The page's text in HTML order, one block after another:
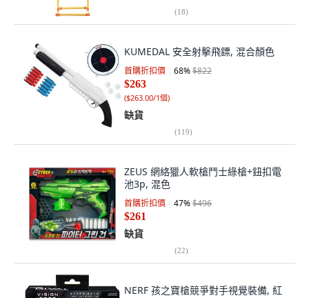
(18)
KUMEDAL 安全射擊飛鏢, 混合顏色
首購折扣價 68%$822
$263
($263.00/1個)
缺貨
(119)
ZEUS 網絡獵人軟槍鬥士綠槍+鈕扣電
池3p, 混色
首購折扣價 47%$496
$261
缺貨
(22)
NERF 孩之寶槍競爭對手視覺裝備, 紅